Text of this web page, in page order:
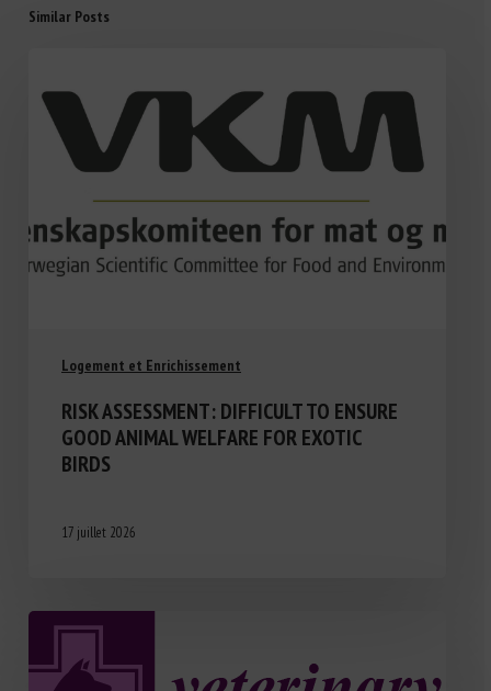
Similar Posts
Logement et Enrichissement
RISK ASSESSMENT: DIFFICULT TO ENSURE
GOOD ANIMAL WELFARE FOR EXOTIC
BIRDS
17 juillet 2026